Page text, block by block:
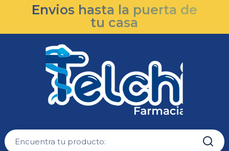
Envios hasta la puerta de
tu casa